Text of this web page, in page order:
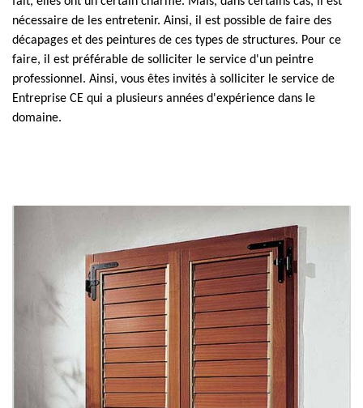
nécessaire de les entretenir. Ainsi, il est possible de faire des
décapages et des peintures de ces types de structures. Pour ce
faire, il est préférable de solliciter le service d'un peintre
professionnel. Ainsi, vous êtes invités à solliciter le service de
Entreprise CE qui a plusieurs années d'expérience dans le
domaine.